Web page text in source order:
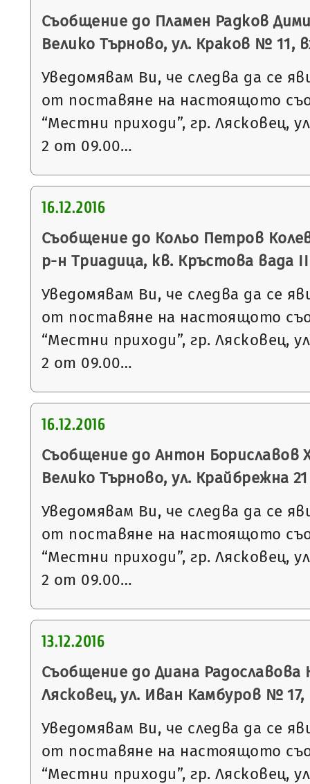
Съобщение до Пламен Радков
Велико Търново, ул. Краков № 11,
Уведомявам Ви, че следва да се
от поставяне на настоящото
“Местни приходи”, гр. Лясковец,
2 от 09.00…
16.12.2016
Съобщение до Кольо Петров
р-н Триадица, кв. Кръстова вада
Уведомявам Ви, че следва да се
от поставяне на настоящото
“Местни приходи”, гр. Лясковец,
2 от 09.00…
16.12.2016
Съобщение до Антон Бориславов
Велико Търново, ул. Крайбрежна 21
Уведомявам Ви, че следва да се
от поставяне на настоящото
“Местни приходи”, гр. Лясковец,
2 от 09.00…
13.12.2016
Съобщение до Диана Радославова
Лясковец, ул. Иван Камбуров № 17,
Уведомявам Ви, че следва да се
от поставяне на настоящото
“Местни приходи”, гр. Лясковец,